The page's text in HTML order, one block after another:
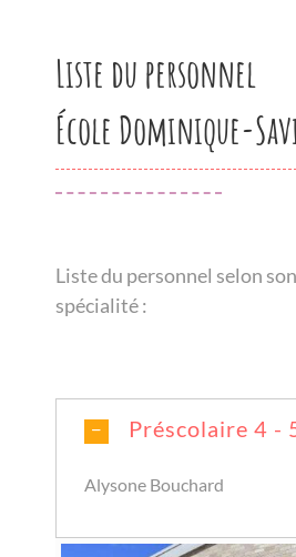
Nous joindre
Liste du personnel
École Dominique-
Liste du personnel selon
spécialité :
Préscolaire 4 -
Alysone Bouchard